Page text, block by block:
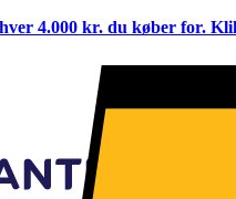
4.000 kr. du køber for.